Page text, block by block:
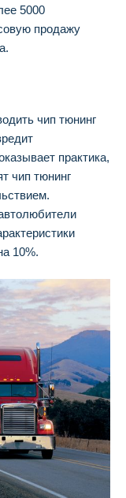
5000
продажу
чип тюнинг
практика,
чип тюнинг
10%.